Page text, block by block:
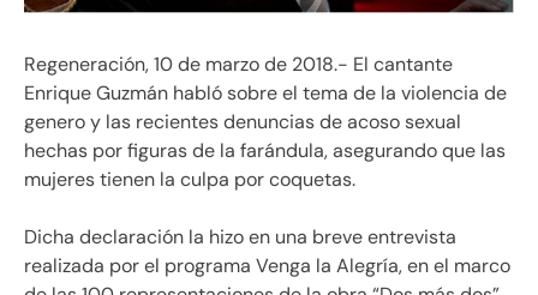
Regeneración, 10 de marzo de 2018.- El cantante
Enrique Guzmán habló sobre el tema de la violencia de
genero y las recientes denuncias de acoso sexual
hechas por figuras de la farándula, asegurando que las
mujeres tienen la culpa por coquetas.
Dicha declaración la hizo en una breve entrevista
realizada por el programa Venga la Alegría, en el marco